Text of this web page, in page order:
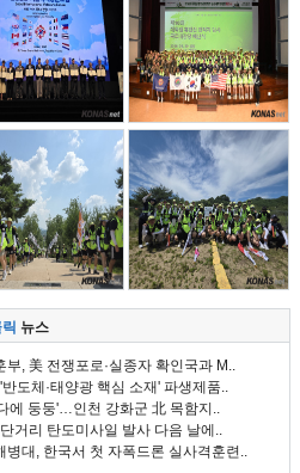
뉴스
부, 美 전쟁포로·실종자 확인국과 M..
반도체·태양광 핵심 소재' 파생제품..
에 둥둥'…인천 강화군 北 목함지..
거리 탄도미사일 발사 다음 날에..
병대, 한국서 첫 자폭드론 실사격훈련..